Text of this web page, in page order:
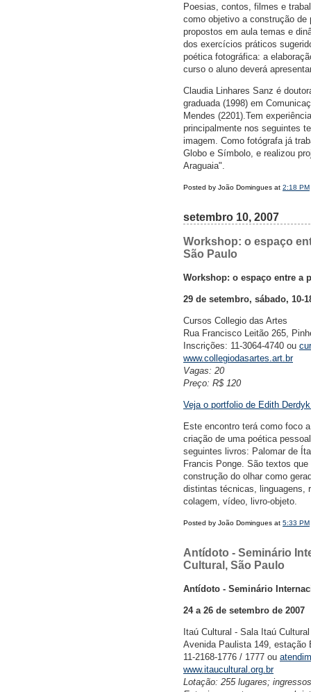
Poesias, contos, filmes e
como objetivo a construção
propostos em aula temas e
dos exercícios práticos
poética fotográfica: a
curso o aluno deverá
Claudia Linhares Sanz é
graduada (1998) em
Mendes (2201).Tem
principalmente nos seguintes
imagem. Como fotógrafa já
Globo e Símbolo, e realizou
Araguaia".
Posted by João Domingues at 2:18 PM
setembro 10, 2007
Workshop: o espaço
São Paulo
Workshop: o espaço entre a
29 de setembro, sábado, 10-
Cursos Collegio das Artes
Rua Francisco Leitão 265,
Inscrições: 11-3064-4740 ou
www.collegiodasartes.art.br
Vagas: 20
Preço: R$ 120
Veja o portfolio de Edith
Este encontro terá como foco
criação de uma poética
seguintes livros: Palomar de
Francis Ponge. São textos
construção do olhar como
distintas técnicas, linguagens,
colagem, vídeo, livro-objeto.
Posted by João Domingues at 5:33 PM
Antídoto - Seminário
Cultural, São Paulo
Antídoto - Seminário
24 a 26 de setembro de 2007
Itaú Cultural - Sala Itaú Cultural
Avenida Paulista 149, estação
11-2168-1776 / 1777 ou
www.itaucultural.org.br
Lotação: 255 lugares;